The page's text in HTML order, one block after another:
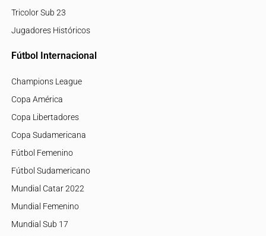
Tricolor Sub 23
Jugadores Históricos
Fútbol Internacional
Champions League
Copa América
Copa Libertadores
Copa Sudamericana
Fútbol Femenino
Fútbol Sudamericano
Mundial Catar 2022
Mundial Femenino
Mundial Sub 17